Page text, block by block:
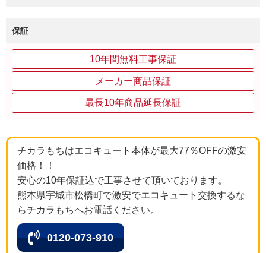
保証
10年間無料工事保証
メーカー商品保証
最長10年商品延長保証
チカラもちはエコキュート本体が最大77％OFFの激安
価格！！
安心の10年保証込で工事させて頂いております。
熊本県宇城市松橋町で激安でエコキュート交換するな
らチカラもちへお電話ください。
0120-073-910